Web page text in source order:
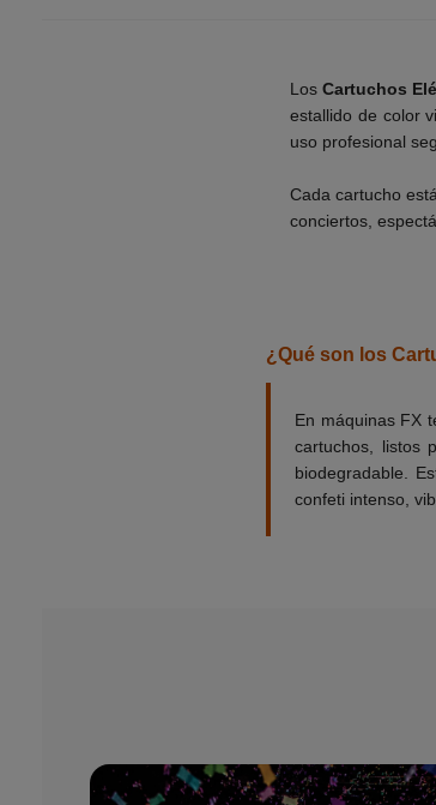
LosCartuchos
estallido de color
uso profesional
Cada cartucho
conciertos,
¿Qué son los
En máquinas FX
cartuchos, listos
biodegradable.
confeti intenso,